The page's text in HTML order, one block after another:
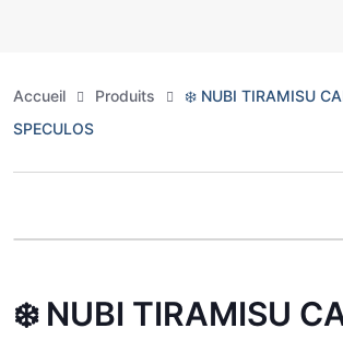
Accueil Produits
❄️ NUBI TIRAMISU
SPECULOS
❄️ NUBI TIRAMISU